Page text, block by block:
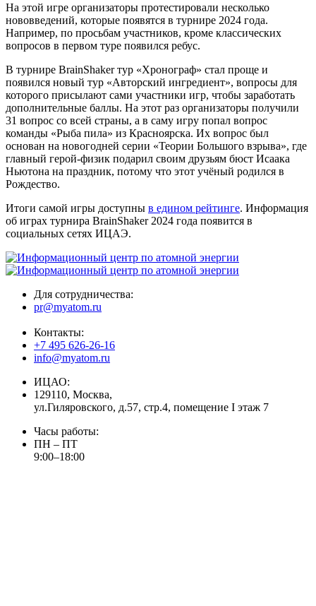
На этой игре организаторы протестировали несколько
нововведений, которые появятся в турнире 2024 года.
Например, по просьбам участников, кроме классических
вопросов в первом туре появился ребус.
В турнире BrainShaker тур «Хронограф» стал проще и
появился новый тур «Авторский ингредиент», вопросы для
которого присылают сами участники игр, чтобы заработать
дополнительные баллы. На этот раз организаторы получили
31 вопрос со всей страны, а в саму игру попал вопрос
команды «Рыба пила» из Красноярска. Их вопрос был
основан на новогодней серии «Теории Большого взрыва», где
главный герой-физик подарил своим друзьям бюст Исаака
Ньютона на праздник, потому что этот учёный родился в
Рождество.
Итоги самой игры доступны в едином рейтинге. Информация
об играх турнира BrainShaker 2024 года появится в
социальных сетях ИЦАЭ.
Для сотрудничества:
pr@myatom.ru
Контакты:
+7 495 626-26-16
info@myatom.ru
ИЦАО:
129110, Москва,
ул.Гиляровского, д.57, стр.4, помещение I этаж 7
Часы работы:
ПН – ПТ
9:00–18:00